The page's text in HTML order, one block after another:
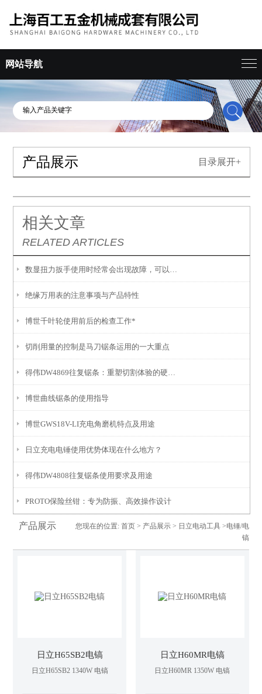
网站导航
产品展示 目录展开+
相关文章
RELATED ARTICLES
绝缘万用表的注意事项与产品特性
博世千叶轮使用前后的检查工作*
切削用量的控制是马刀锯条运用的一大重点
博世曲线锯条的使用指导
博世GWS18V-LI充电角磨机特点及用途
日立充电电锤使用优势体现在什么地方？
得伟DW4808往复锯条使用要求及用途
PROTO保险丝钳：专为防振、高效操作设计
产品展示 您现在的位置: 首页> 产品展示> 日立电动工具>电锤/电
镐
日立H65SB2电镐
日立H65SB2 1340W 电镐
日立H60MR电镐
日立H60MR 1350W 电镐